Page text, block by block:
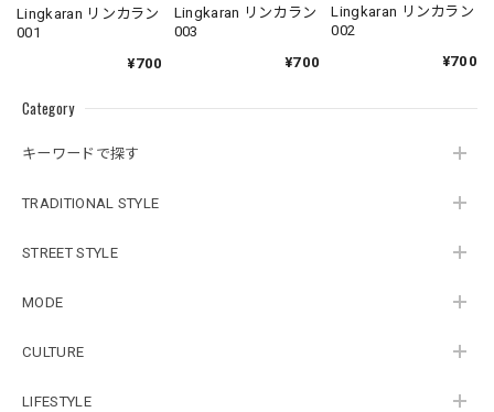
Category
キーワードで探す
TRADITIONAL STYLE
STREET STYLE
MODE
CULTURE
LIFESTYLE
Lingkaran リンカラン
001
¥700
Lingkaran リンカラン
003
¥700
Lingkaran リンカラン
002
¥700